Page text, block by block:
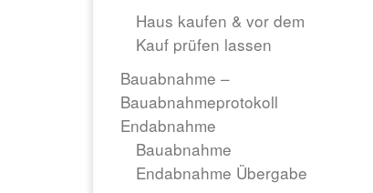
Haus kaufen & vor dem
Kauf prüfen lassen
Bauabnahme –
Bauabnahmeprotokoll
Endabnahme
Bauabnahme
Endabnahme Übergabe